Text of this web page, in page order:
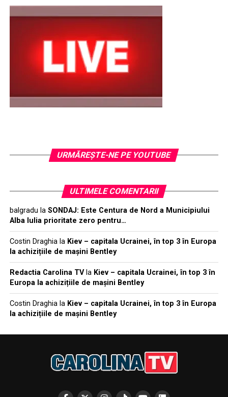
URMĂREŞTE-NE PE YOUTUBE
ULTIMELE COMENTARII
balgradu la SONDAJ: Este Centura de Nord a Municipiului
Alba Iulia prioritate zero pentru…
Costin Draghiala Kiev – capitala Ucrainei, în top 3 în Europa
la achizițiile de mașini Bentley
Redactia Carolina TVla Kiev – capitala Ucrainei, în top 3 în
Europa la achizițiile de mașini Bentley
Costin Draghiala Kiev – capitala Ucrainei, în top 3 în Europa
la achizițiile de mașini Bentley